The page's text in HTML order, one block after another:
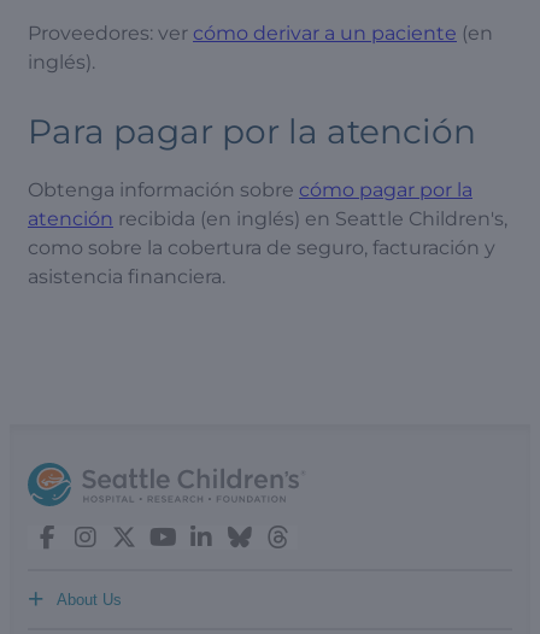
Proveedores: ver cómo derivar a un paciente (en
inglés).
Para pagar por la atención
Obtenga información sobre cómo pagar por la
atención recibida (en inglés) en Seattle Children's,
como sobre la cobertura de seguro, facturación y
asistencia financiera.
About Us
+